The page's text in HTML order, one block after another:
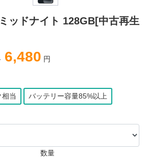
ッドナイト 128GB[中古再生
6,480 円
当 バッテリー容量85%以上
数量